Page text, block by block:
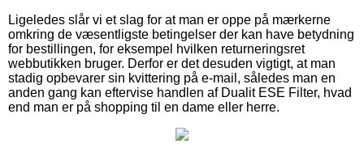
Ligeledes slår vi et slag for at man er oppe på mærkerne
omkring de væsentligste betingelser der kan have betydning
for bestillingen, for eksempel hvilken returneringsret
webbutikken bruger. Derfor er det desuden vigtigt, at man
stadig opbevarer sin kvittering på e-mail, således man en
anden gang kan eftervise handlen af Dualit ESE Filter, hvad
end man er på shopping til en dame eller herre.